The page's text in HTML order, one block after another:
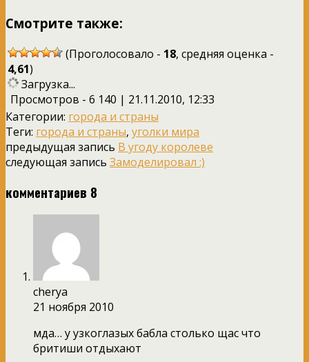
Смотрите также:
(Проголосовало - 18, средняя оценка -
4,61)
Загрузка...
Просмотров - 6 140 | 21.11.2010, 12:33
Категории: города и страны
Теги: города и страны, уголки мира
предыдущая запись В угоду королеве
следующая запись Замоделировал :)
комментариев 8
cherya
21 ноября 2010
мда… у узкоглазых бабла столько щас что
бритиши отдыхают